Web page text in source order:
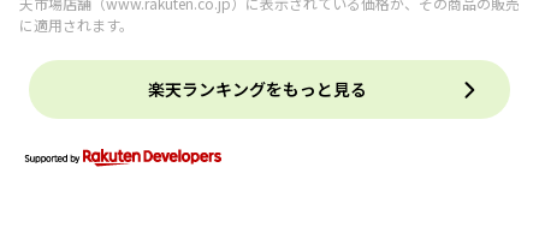
るか 訳あり 1kg
やつ 送料無料 国
産 無添加 切り落
ット お菓子 和ス
イーツ お祝い
県 国産 無添加
スイーツ さつま
ーツ 特産品 〇
500g4袋】 干し
いも ほしいも 国
に適用されます。
楽天ランキングをもっと見る